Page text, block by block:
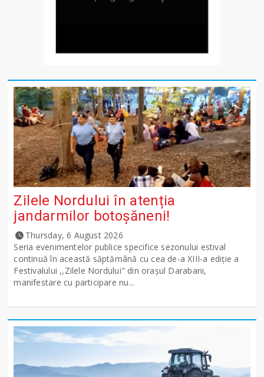
Zilele Nordului în atenția
jandarmilor botoșăneni!
Thursday, 6 August 2026
Seria evenimentelor publice specifice sezonului estival
continuă în această săptămână cu cea de-a XIII-a ediție a
Festivalului ,,Zilele Nordului" din orașul Darabani,
manifestare cu participare nu...